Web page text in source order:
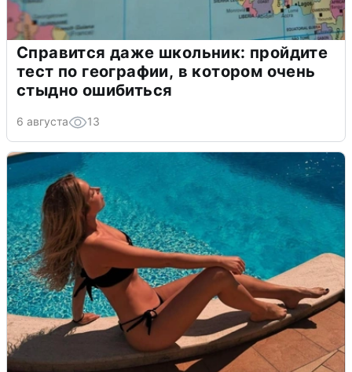
Справится даже школьник: пройдите
тест по географии, в котором очень
стыдно ошибиться
6 августа 13